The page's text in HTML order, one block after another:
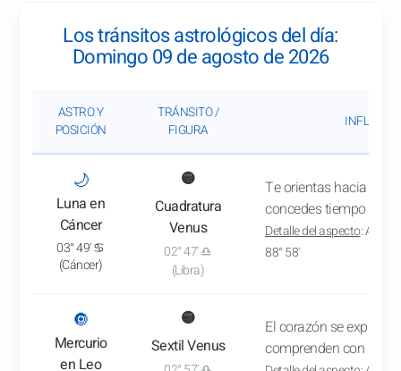
Los tránsitos astrológicos del día:
Domingo 09 de agosto de 2026
ASTRO Y
POSICIÓN
TRÁNSITO /
FIGURA
🌙
Luna en
Cáncer
: Ver el análisis del tránsito
03° 49' ♋
(Cáncer)
🟡
Cuadratura
Venus
02° 47' ♎
(Libra)
Te orientas hacia
concedes tiempo para
Detalle del aspecto: A eso
88° 58'
🔘
Mercurio
en Leo
: Ver el análisis del tránsito
🟡
Sextil Venus
El corazón se expresa
comprenden con